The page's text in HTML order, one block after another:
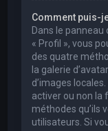
Comment puis-
Dans le panneau
« Profil », vous
des quatre
la galerie
d’images
activer ou non la
méthodes qu’ils
utilisateurs. Si